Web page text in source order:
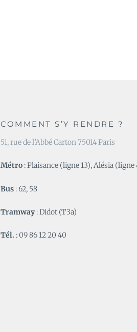
COMMENT S’Y RENDRE ?
51, rue de l’Abbé Carton 75014 Paris
Métro : Plaisance (ligne 13), Alésia (ligne
Bus : 62, 58
Tramway: Didot (T3a)
Tél. : 09 86 12 20 40